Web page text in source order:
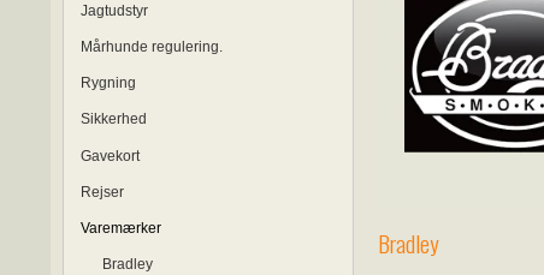
Jagtudstyr
Mårhunde regulering.
Rygning
Sikkerhed
Gavekort
Rejser
Varemærker
Bradley
Bradley